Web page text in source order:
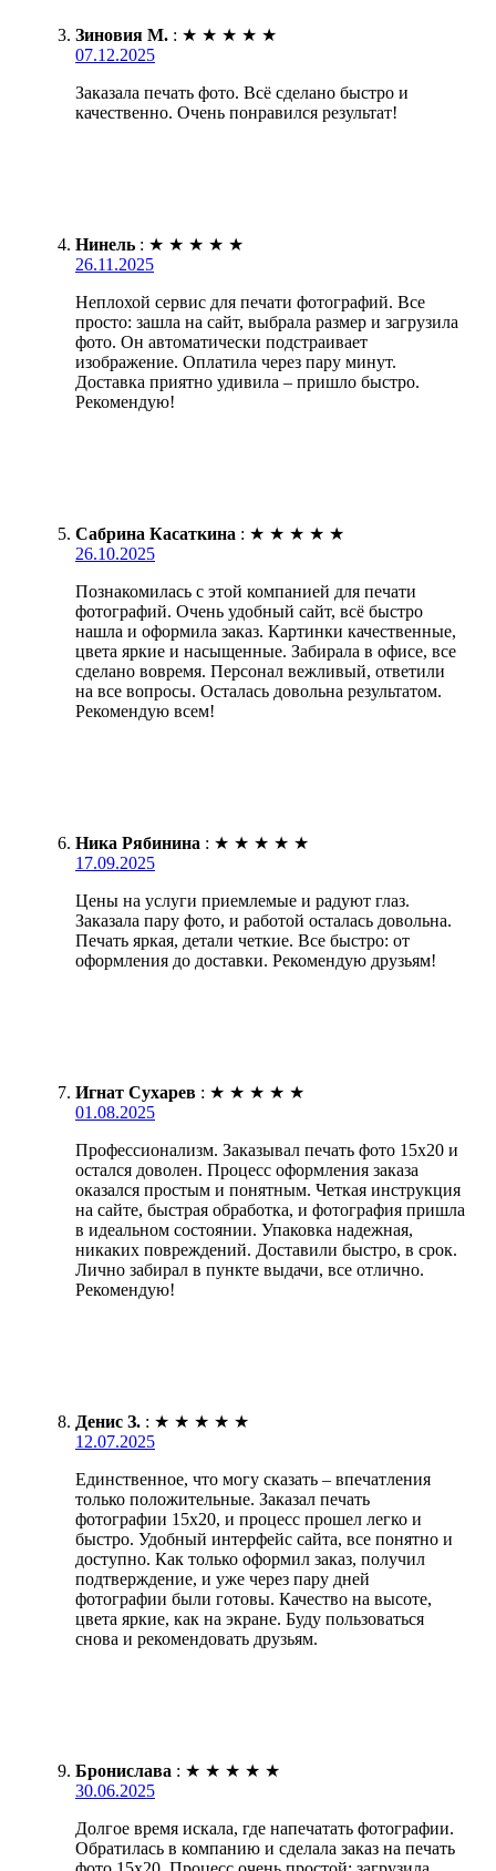
Зиновия М. : ★ ★ ★ ★ ★
07.12.2025
Заказала печать фото. Всё сделано быстро и
качественно. Очень понравился результат!
Нинель : ★ ★ ★ ★ ★
26.11.2025
Неплохой сервис для печати фотографий. Все
просто: зашла на сайт, выбрала размер и загрузила
фото. Он автоматически подстраивает
изображение. Оплатила через пару минут.
Доставка приятно удивила – пришло быстро.
Рекомендую!
Сабрина Касаткина : ★ ★ ★ ★ ★
26.10.2025
Познакомилась с этой компанией для печати
фотографий. Очень удобный сайт, всё быстро
нашла и оформила заказ. Картинки качественные,
цвета яркие и насыщенные. Забирала в офисе, все
сделано вовремя. Персонал вежливый, ответили
на все вопросы. Осталась довольна результатом.
Рекомендую всем!
Ника Рябинина : ★ ★ ★ ★ ★
17.09.2025
Цены на услуги приемлемые и радуют глаз.
Заказала пару фото, и работой осталась довольна.
Печать яркая, детали четкие. Все быстро: от
оформления до доставки. Рекомендую друзьям!
Игнат Сухарев : ★ ★ ★ ★ ★
01.08.2025
Профессионализм. Заказывал печать фото 15х20 и
остался доволен. Процесс оформления заказа
оказался простым и понятным. Четкая инструкция
на сайте, быстрая обработка, и фотография пришла
в идеальном состоянии. Упаковка надежная,
никаких повреждений. Доставили быстро, в срок.
Лично забирал в пункте выдачи, все отлично.
Рекомендую!
Денис З. : ★ ★ ★ ★ ★
12.07.2025
Единственное, что могу сказать – впечатления
только положительные. Заказал печать
фотографии 15х20, и процесс прошел легко и
быстро. Удобный интерфейс сайта, все понятно и
доступно. Как только оформил заказ, получил
подтверждение, и уже через пару дней
фотографии были готовы. Качество на высоте,
цвета яркие, как на экране. Буду пользоваться
снова и рекомендовать друзьям.
Бронислава : ★ ★ ★ ★ ★
30.06.2025
Долгое время искала, где напечатать фотографии.
Обратилась в компанию и сделала заказ на печать